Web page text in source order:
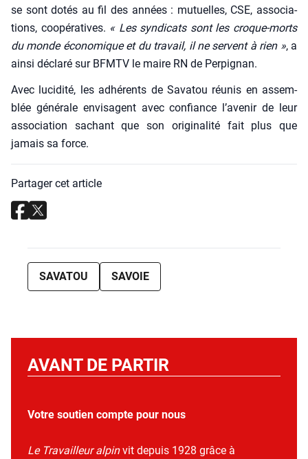
se sont dotés au fil des années : mutuelles, CSE, asso­cia­
tions, coopé­ra­tives. « Les syn­di­cats sont les croque-morts
du monde éco­no­mique et du tra­vail, il ne servent à rien », a
ain­si décla­ré sur BFMTV le maire RN de Per­pi­gnan.
Avec luci­di­té, les adhé­rents de Sava­tou réunis en assem­
blée géné­rale envi­sagent avec confiance l’avenir de leur
asso­cia­tion sachant que son ori­gi­na­li­té fait plus que
jamais sa force.
Partager cet article
SAVATOU SAVOIE
AVANT DE PARTIR
Votre soutien compte pour nous
Le Travailleur alpinvit depuis 1928 grâce à